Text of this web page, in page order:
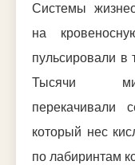
Системы
на
пульсировали в
Тысячи
перекачивали
который нес
по лабиринтам